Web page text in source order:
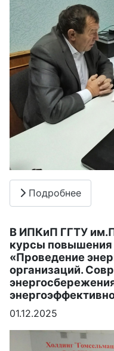
Подробнее
В ИПКиП ГГТУ
курсы повышения
«Проведение
организаций.
01.12.2025